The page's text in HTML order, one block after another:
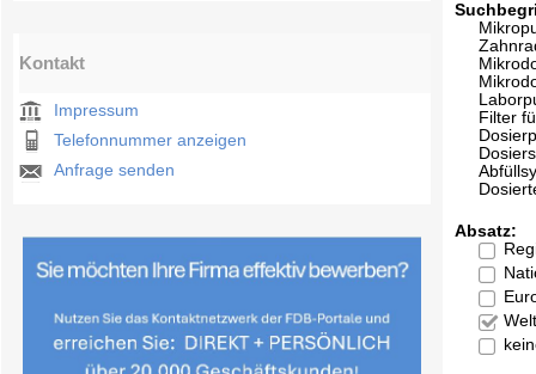
Kontakt
Impressum
Telefonnummer anzeigen
Anfrage senden
Filter
Absatz: